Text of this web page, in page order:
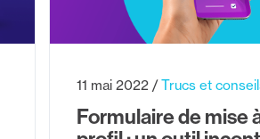
Formulaire de mise
11 mai 2022 Trucs et